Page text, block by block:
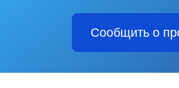
Сообщить о